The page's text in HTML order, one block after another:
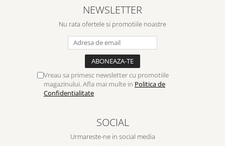
NEWSLETTER
Nu rata ofertele si promotiile noastre
Vreau sa primesc newsletter cu promotiile
magazinului. Afla mai multe in Politica de
Confidentialitate
SOCIAL
Urmareste-ne in social media